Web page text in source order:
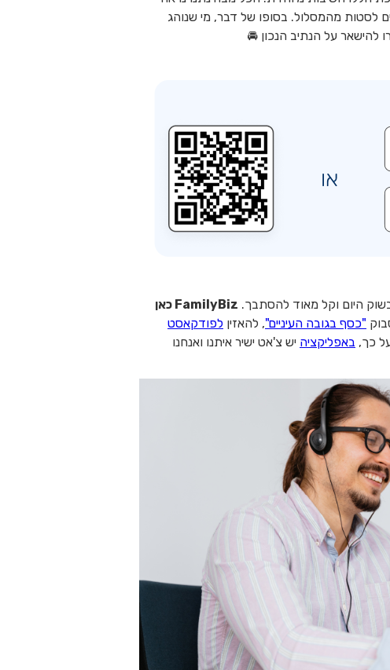
לסטות מהמסלול. בסופו של דבר, מי שנוהג
היום וקל מאוד להסתבך.
FamilyBiz כאן
"כסף בגובה העיניים", להאזין לפודקאסט
כך, באפליקציה יש צ'אט ישיר איתנו ואנחנו